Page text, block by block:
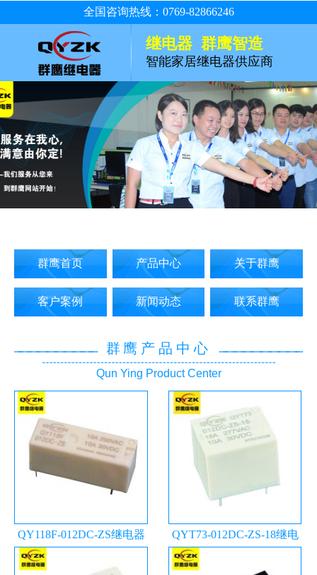
全国咨询热线：0769-82866246
继电器 群鹰智造
智能家居继电器供应商
群鹰首页 产品中心 关于群鹰
客户案例 新闻动态 联系群鹰
群鹰产品中心
Qun Ying Product Center
QY118F-012DC-ZS继电器
QYT73-012DC-ZS-18继电